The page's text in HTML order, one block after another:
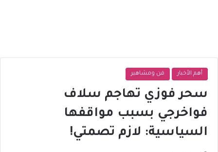
أهم الأخبار فن ومشاهير
سحر فوزي تهاجم سلاف
فواخرجي بسبب مواقفها
السياسية: لازم تصمتي!